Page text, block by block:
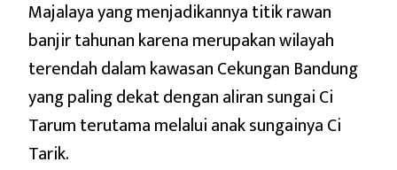
Majalaya yang menjadikannya titik rawan
banjir tahunan karena merupakan wilayah
terendah dalam kawasan Cekungan Bandung
yang paling dekat dengan aliran sungai Ci
Tarum terutama melalui anak sungainya Ci
Tarik.